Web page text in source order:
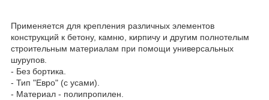
Применяется для крепления различных элементов
конструкций к бетону, камню, кирпичу и другим полнотелым
строительным материалам при помощи универсальных
шурупов.
- Без бортика.
- Тип "Евро" (с усами).
- Материал - полипропилен.